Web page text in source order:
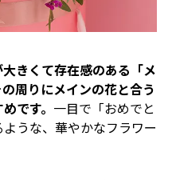
きくて存在感のある「メ
周りにメインの花と合う
です。 一目で「おめでと
うな、華やかなフラワー